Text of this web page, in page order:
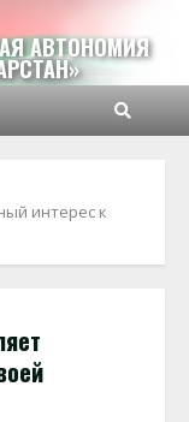
АВТОНОМИЯ
интерес к